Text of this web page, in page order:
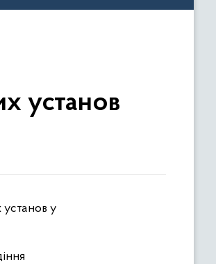
установ